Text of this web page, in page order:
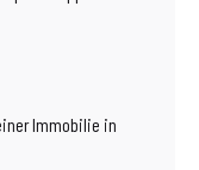
Immobilie in